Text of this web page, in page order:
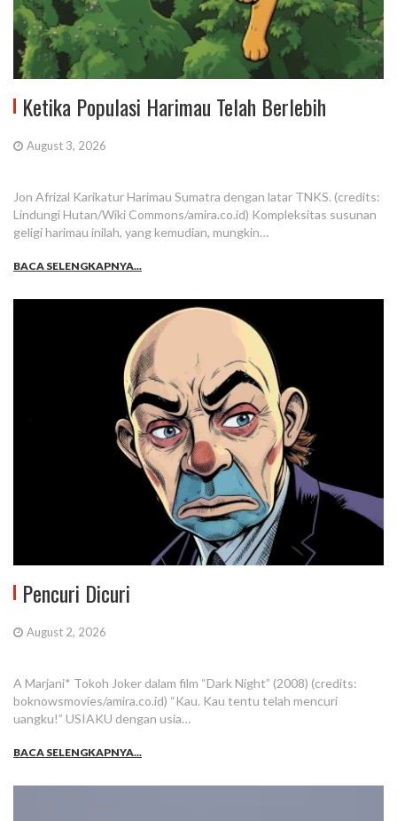
Ketika Populasi Harimau Telah Berlebih
August 3, 2026
Jon Afrizal Karikatur Harimau Sumatra dengan latar TNKS. (credits:
Lindungi Hutan/Wiki Commons/amira.co.id) Kompleksitas susunan
geligi harimau inilah, yang kemudian, mungkin…
BACA SELENGKAPNYA...
Pencuri Dicuri
August 2, 2026
A Marjani* Tokoh Joker dalam film “Dark Night” (2008) (credits:
boknowsmovies/amira.co.id) “Kau. Kau tentu telah mencuri
uangku!” USIAKU dengan usia…
BACA SELENGKAPNYA...